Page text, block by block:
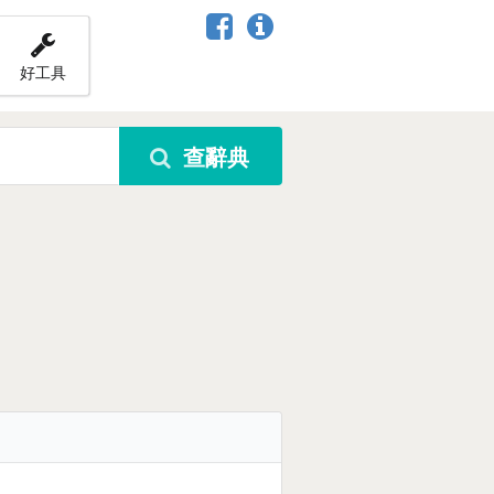
好工具
查辭典